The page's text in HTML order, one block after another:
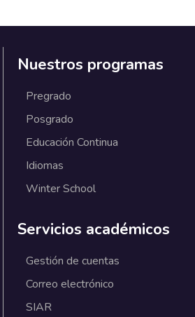
Nuestros programas
Pregrado
Posgrado
Educación Continua
Idiomas
Winter School
Servicios académicos
Gestión de cuentas
Correo electrónico
SIAR